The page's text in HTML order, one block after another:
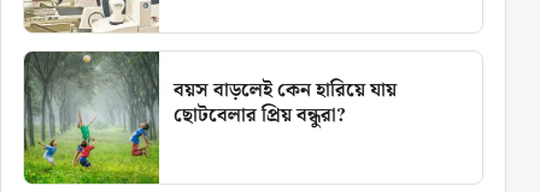
বয়স বাড়লেই কেন হারিয়ে যায়
ছোটবেলার প্রিয় বন্ধুরা?